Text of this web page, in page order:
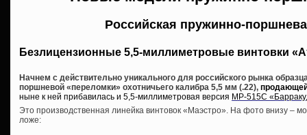
Российская пружинно-
Безлицензионные 5,5-миллиметровые винтовки
Начнем с действительно уникального для российского рынка
поршневой «переломки» охотничьего калибра 5,5 мм (.22),
ныне к ней прибавилась и 5,5-миллиметровая версия МР-515С
Это производственная линейка винтовок «Маэстро». На фото внизу –
ложе: